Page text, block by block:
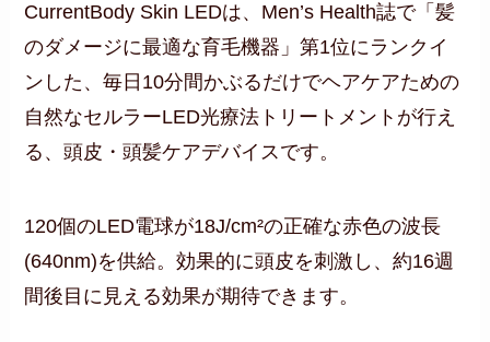
CurrentBody Skin LEDは、Men’s Health誌で「髪
のダメージに最適な育毛機器」第1位にランクイ
ンした、毎日10分間かぶるだけでヘアケアための
自然なセルラーLED光療法トリートメントが行え
る、頭皮・頭髪ケアデバイスです。
120個のLED電球が18J/cm²の正確な赤色の波長
(640nm)を供給。効果的に頭皮を刺激し、約16週
間後目に見える効果が期待できます。